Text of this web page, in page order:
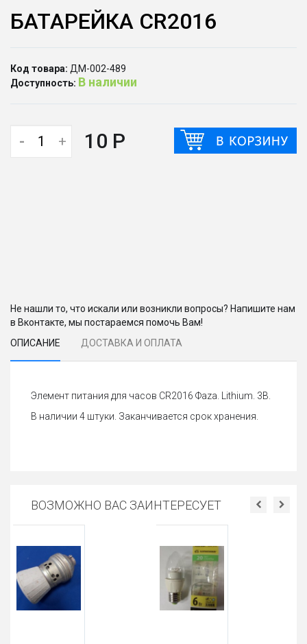
БАТАРЕЙКА CR2016
Код товара: ДМ-002-489
Доступность: В наличии
- + 10 Р
Не нашли то, что искали или возникли вопросы? Напишите нам
в Вконтакте, мы постараемся помочь Вам!
ОПИСАНИЕ
ДОСТАВКА И ОПЛАТА
Элемент питания для часов CR2016 Фаza. Lithium. 3В.
В наличии 4 штуки. Заканчивается срок хранения.
ВОЗМОЖНО ВАС ЗАИНТЕРЕСУЕТ